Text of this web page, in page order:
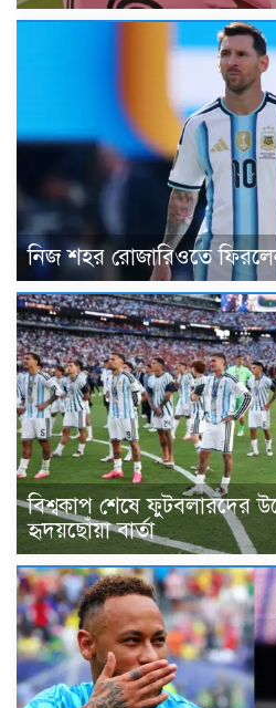
নিজ শহর রোজারিওতে
বিশ্বকাপ শেষে ফুটবলারদের
হৃদয়ছোঁয়া বার্তা